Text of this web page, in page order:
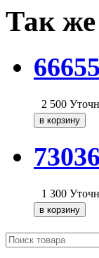
Так же
2 500
1 300